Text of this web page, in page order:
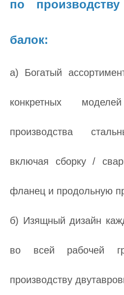
по
балок:
а) Богатый
конкретных
производства
включая сборку /
фланец и продольную
б) Изящный дизайн
во всей рабочей
производству